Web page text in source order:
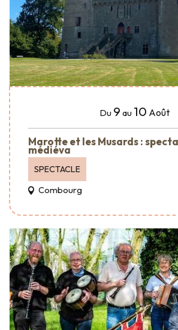
Du 9 au 10 Août
Marotte et les Musards :
médiéva
SPECTACLE
Combourg